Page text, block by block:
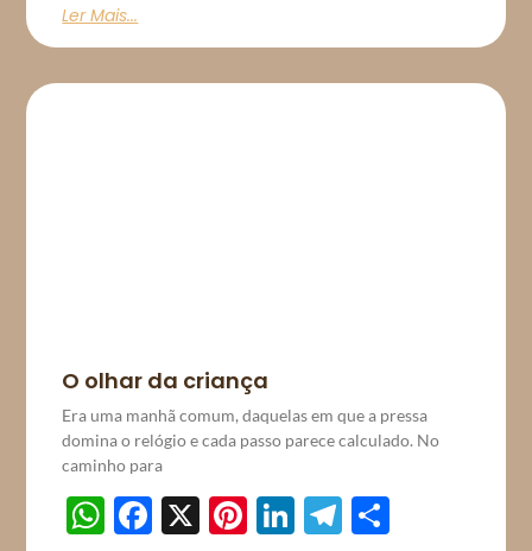
Ler Mais...
O olhar da criança
Era uma manhã comum, daquelas em que a pressa
domina o relógio e cada passo parece calculado. No
caminho para
WhatsApp
Facebook
X Pinterest
LinkedIn
Telegram